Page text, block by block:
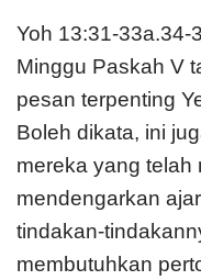
Yoh 13:31-33a.34-
Minggu Paskah V
pesan terpenting
Boleh dikata, ini
mereka yang telah
mendengarkan
tindakan-
membutuhkan